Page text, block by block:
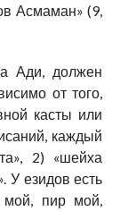
Асмаман» (9,
Ади, должен
от того,
касты или
каждый
2) «шейха
У езидов есть
мой, пир мой,